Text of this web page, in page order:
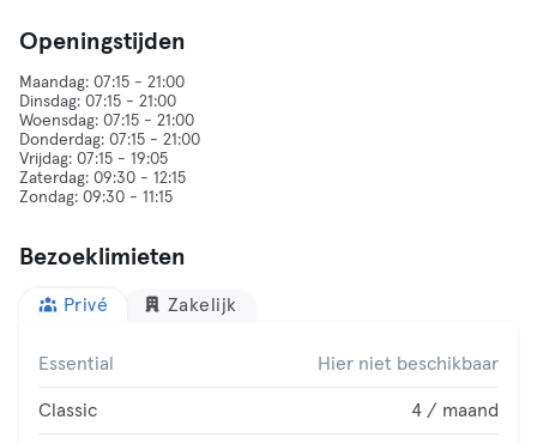
Openingstijden
Maandag: 07:15 - 21:00
Dinsdag: 07:15 - 21:00
Woensdag: 07:15 - 21:00
Donderdag: 07:15 - 21:00
Vrijdag: 07:15 - 19:05
Zaterdag: 09:30 - 12:15
Bezoeklimieten
Privé Zakelijk
Essential Hier niet beschikbaar
Classic 4 / maand